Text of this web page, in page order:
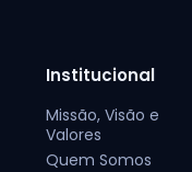
Institucional
Missão, Visão e
Valores
Quem Somos